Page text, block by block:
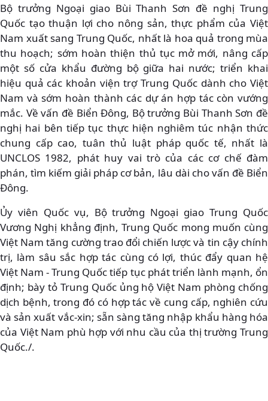
Bộ trưởng Ngoại giao Bùi Thanh Sơn đề nghị Trung
Quốc tạo thuận lợi cho nông sản, thực phẩm của Việt
Nam xuất sang Trung Quốc, nhất là hoa quả trong mùa
thu hoạch; sớm hoàn thiện thủ tục mở mới, nâng cấp
một số cửa khẩu đường bộ giữa hai nước; triển khai
hiệu quả các khoản viện trợ Trung Quốc dành cho Việt
Nam và sớm hoàn thành các dự án hợp tác còn vướng
mắc. Về vấn đề Biển Đông, Bộ trưởng Bùi Thanh Sơn đề
nghị hai bên tiếp tục thực hiện nghiêm túc nhận thức
chung cấp cao, tuân thủ luật pháp quốc tế, nhất là
UNCLOS 1982, phát huy vai trò của các cơ chế đàm
phán, tìm kiếm giải pháp cơ bản, lâu dài cho vấn đề Biển
Đông.
Ủy viên Quốc vụ, Bộ trưởng Ngoại giao Trung Quốc
Vương Nghị khẳng định, Trung Quốc mong muốn cùng
Việt Nam tăng cường trao đổi chiến lược và tin cậy chính
trị, làm sâu sắc hợp tác cùng có lợi, thúc đẩy quan hệ
Việt Nam - Trung Quốc tiếp tục phát triển lành mạnh, ổn
định; bày tỏ Trung Quốc ủng hộ Việt Nam phòng chống
dịch bệnh, trong đó có hợp tác về cung cấp, nghiên cứu
và sản xuất vắc-xin; sẵn sàng tăng nhập khẩu hàng hóa
của Việt Nam phù hợp với nhu cầu của thị trường Trung
Quốc./.